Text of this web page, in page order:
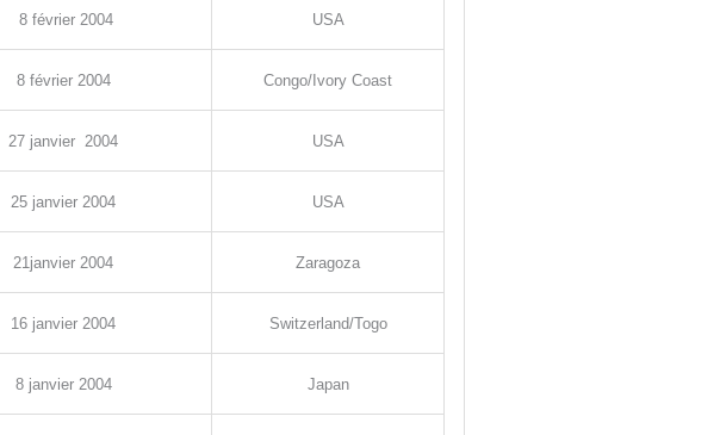
8février2004 USA
8février2004 Congo/Ivory Coast
27 janvier 2004 USA
25 janvier 2004 USA
21janvier 2004 Zaragoza
16 janvier 2004 Switzerland/Togo
8janvier2004 Japan